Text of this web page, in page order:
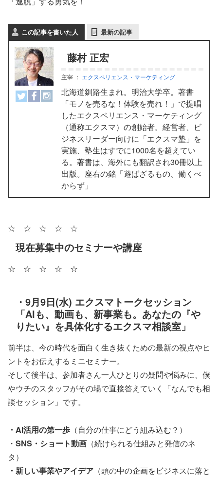
この記事を書いた人 最新の記事
藤村 正宏
主宰 ： エクスペリエンス・マーケティング
北海道釧路生まれ。明治大学卒。著書
「モノを売るな！体験を売れ！」で提唱
したエクスペリエンス・マーケティング
（通称エクスマ）の創始者。経営者、ビ
ジネスリーダー向けに「エクスマ塾」を
実施、塾生はすでに1000名を超えてい
る。著書は、海外にも翻訳され30冊以上
出版。座右の銘「遊ばざるもの、働くべ
からず」
☆ ☆ ☆ ☆ ☆
現在募集中のセミナーや講座
☆ ☆ ☆ ☆ ☆
・9月9日(水) エクスマトークセッション
「AIも、動画も、新事業も。あなたの『や
りたい』を具体化するエクスマ相談室」
前半は、今の時代を面白く生き抜くための最新の視点やヒ
ントをお伝えするミニセミナー。
そして後半は、参加者さん一人ひとりの疑問や悩みに、僕
やウチのスタッフがその場で直接答えていく「なんでも相
談セッション」です。
・AI活用の第一歩 （自分の仕事にどう組み込む？）
・ SNS・ショート動画 （続けられる仕組みと発信のネ
タ）
・新しい事業やアイデア （頭の中の企画をビジネスに落と